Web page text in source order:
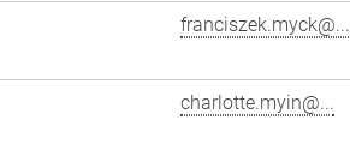
franciszek.myck@...
charlotte.myin@...